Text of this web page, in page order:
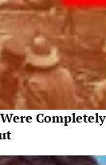
Completely